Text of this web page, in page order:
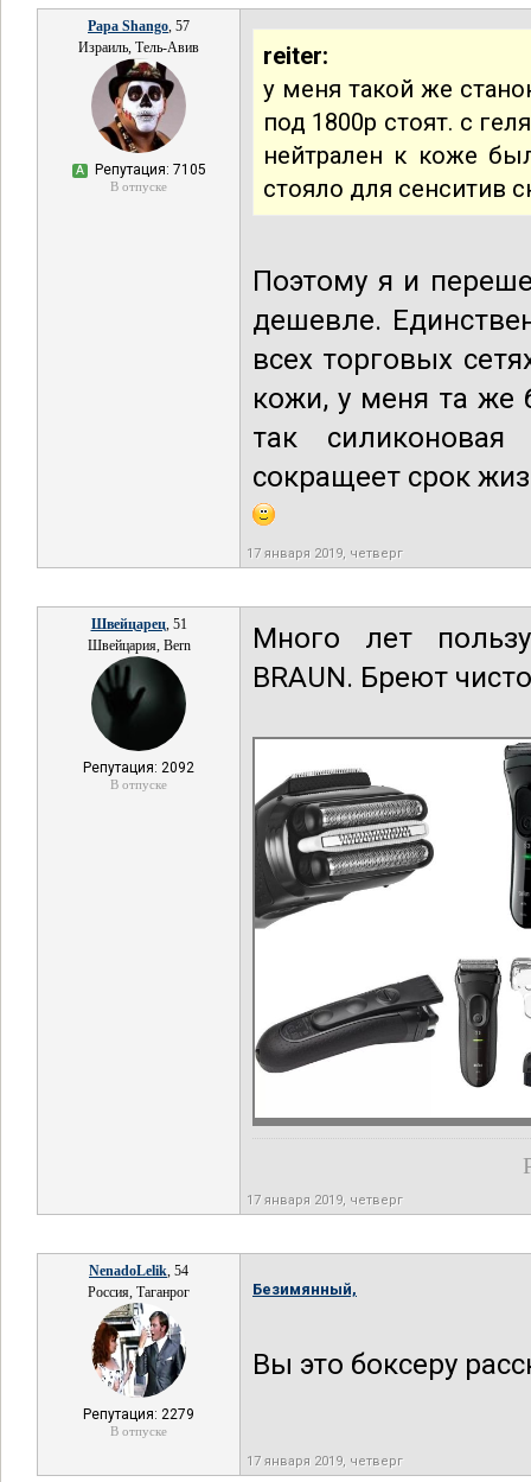
Papa Shango, 57
Израиль, Тель-Авив
А Репутация: 7105
В отпуске
reiter:
у меня такой же
под 1800р стоят. с
нейтрален к коже
стояло для сенситив
Поэтому я и
дешевле.
всех торговых
кожи, у меня та
так
сокращеет срок
17 января 2019, четверг
Швейцарец, 51
Швейцария, Bern
Репутация: 2092
В отпуске
Много лет
BRAUN. Бреют
17 января 2019, четверг
NenadoLelik, 54
Россия, Таганрог
Репутация: 2279
В отпуске
Безимянный,
Вы это боксеру
17 января 2019, четверг